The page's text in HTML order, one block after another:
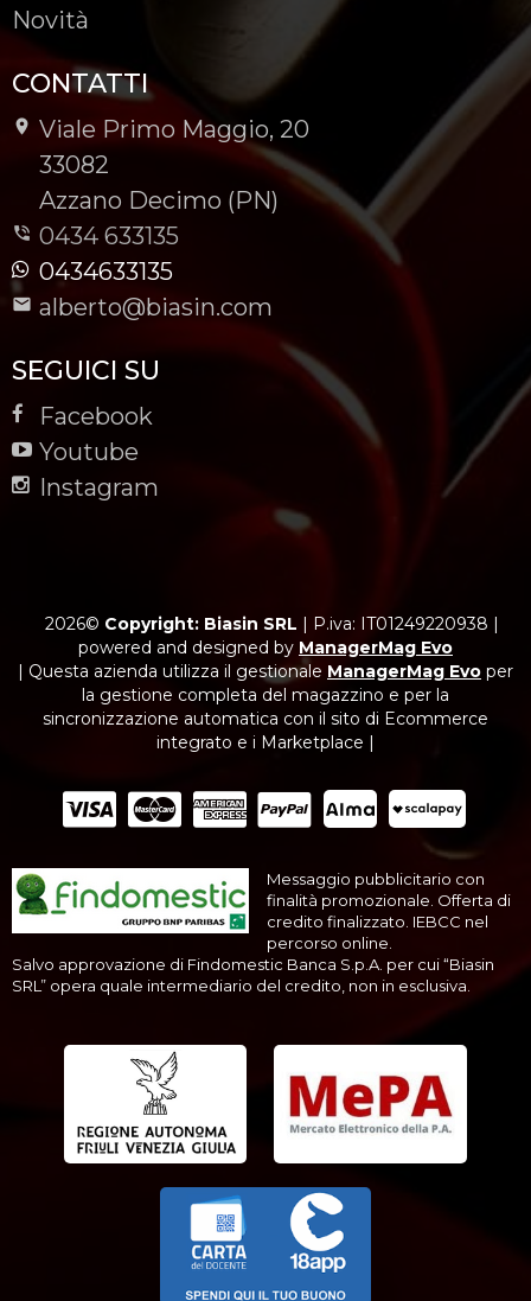
Novità
CONTATTI
Viale Primo Maggio, 20
-
33082
-
Azzano Decimo (PN)
0434 633135
0434633135
alberto@biasin.com
SEGUICI SU
Facebook
Youtube
Instagram
2026© Copyright: Biasin SRL | P.iva: IT01249220938 |
powered and designed by ManagerMag Evo
| Questa azienda utilizza il gestionale ManagerMag Evo per
la gestione completa del magazzino e per la
sincronizzazione automatica con il sito di Ecommerce
integrato e i Marketplace |
Messaggio pubblicitario con
finalità promozionale. Offerta di
credito finalizzato. IEBCC nel
percorso online.
Salvo approvazione di Findomestic Banca S.p.A. per cui “Biasin
SRL” opera quale intermediario del credito, non in esclusiva.